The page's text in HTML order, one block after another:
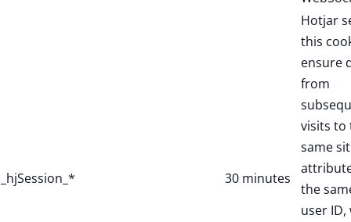
_hjSession_* 30 minutes
Hotjar
this
ensure
from
visits to
same
the
user ID,